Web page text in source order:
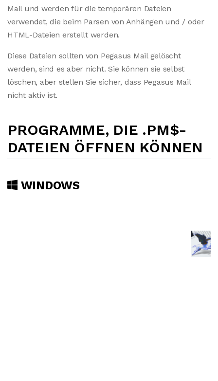
Mail und werden für die temporären Dateien
verwendet, die beim Parsen von Anhängen und / oder
HTML-Dateien erstellt werden.
Diese Dateien sollten von Pegasus Mail gelöscht
werden, sind es aber nicht. Sie können sie selbst
löschen, aber stellen Sie sicher, dass Pegasus Mail
nicht aktiv ist.
PROGRAMME, DIE .PM$-
DATEIEN ÖFFNEN KÖNNEN
WINDOWS